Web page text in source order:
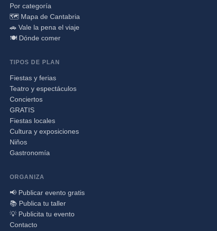
Por categoría
🗺️ Mapa de Cantabria
🚗 Vale la pena el viaje
🍽️ Dónde comer
TIPOS DE PLAN
Fiestas y ferias
Teatro y espectáculos
Conciertos
GRATIS
Fiestas locales
Cultura y exposiciones
Niños
Gastronomía
ORGANIZA
📢 Publicar evento gratis
📚 Publica tu taller
💡 Publicita tu evento
Contacto